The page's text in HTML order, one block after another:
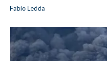
Fabio Ledda